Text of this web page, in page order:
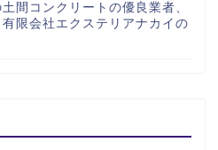
間コンクリートの優良業者、
限会社エクステリアナカイの